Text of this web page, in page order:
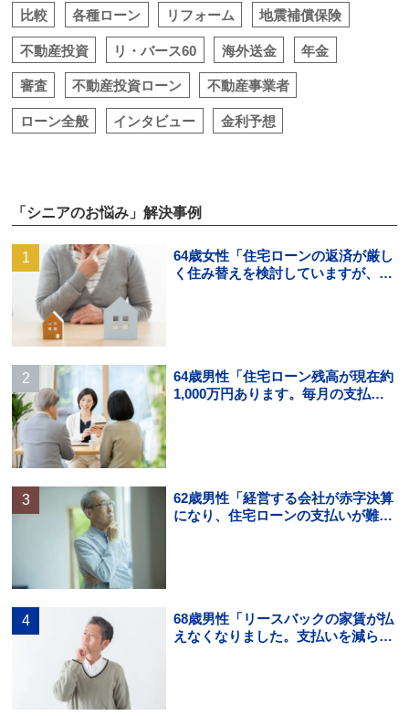
比較 各種ローン リフォーム 地震補償保険
不動産投資 リ・バース60 海外送金 年金
審査 不動産投資ローン 不動産事業者
ローン全般 インタビュー 金利予想
「シニアのお悩み」解決事例
64歳女性「住宅ローンの返済が厳し
く住み替えを検討していますが、頭
64歳男性「住宅ローン残高が現在約
1,000万円あります。毎月の支払い
62歳男性「経営する会社が赤字決算
になり、住宅ローンの支払いが難し
68歳男性「リースバックの家賃が払
えなくなりました。支払いを減らす